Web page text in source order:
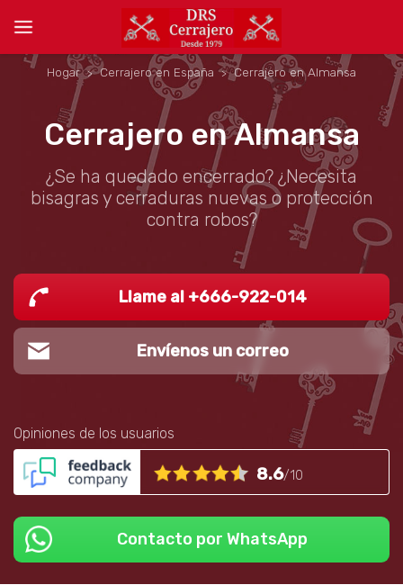
Hogar Cerrajero en España Cerrajero en Almansa
Cerrajero en Almansa
¿Se ha quedado encerrado? ¿Necesita
bisagras y cerraduras nuevas o protección
contra robos?
Llame al +666-922-014
Envíenos un correo
Opiniones de los usuarios
8.6/10
Contacto por WhatsApp